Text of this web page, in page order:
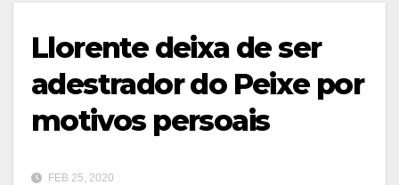
Llorente deixa de ser
adestrador do Peixe por
motivos persoais
FEB 25, 2020